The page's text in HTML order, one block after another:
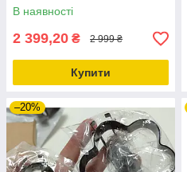
В наявності
2 399,20 ₴ 2 999 ₴
Купити
–20%